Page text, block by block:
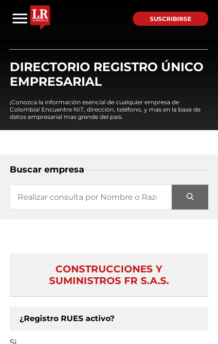
SUSCRIBIRSE
DIRECTORIO REGISTRO ÚNICO
EMPRESARIAL
¡Conozca la información esencial de cualquier empresa de
Colombia! Encuentre NIT, dirección, teléfono, y mas en la base de
datos empresarial mas grande del país.
Buscar empresa
CONSTRUCCIONES Y
SUMINISTROS FR S.A.S.
¿Registro RUES activo?